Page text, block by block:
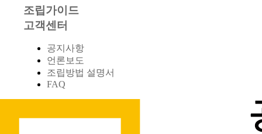
조립가이드
고객센터
공지사항
언론보도
조립방법 설명서
FAQ